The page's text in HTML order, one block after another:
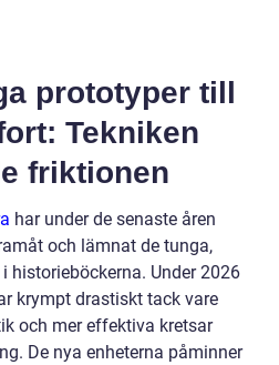
prototyper till
Tekniken
friktionen
har under de senaste åren
och lämnat de tunga,
historieböckerna. Under 2026
krympt drastiskt tack vare
och mer effektiva kretsar
De nya enheterna påminner